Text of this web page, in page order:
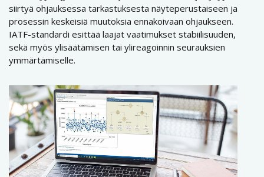
siirtyä ohjauksessa tarkastuksesta näyteperustaiseen ja
prosessin keskeisiä muutoksia ennakoivaan ohjaukseen.
IATF-standardi esittää laajat vaatimukset stabiilisuuden,
sekä myös ylisäätämisen tai ylireagoinnin seurauksien
ymmärtämiselle.